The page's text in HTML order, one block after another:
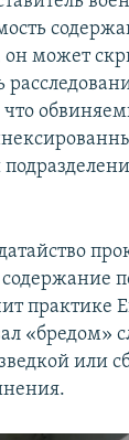
может
практике
«бредом»
или